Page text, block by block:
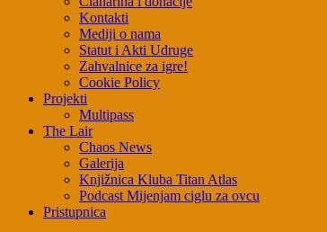
Kontakti
Mediji o nama
Statut i Akti Udruge
Zahvalnice za igre!
Cookie Policy
Projekti
Multipass
The Lair
Chaos News
Galerija
Knjižnica Kluba Titan Atlas
Podcast Mijenjam ciglu za ovcu
Pristupnica